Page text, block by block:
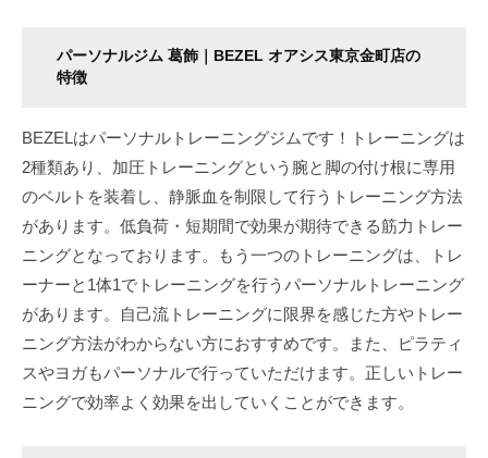
れ
る
ま
す
。
パーソナルジム 葛飾｜BEZEL オアシス東京金町店の
特徴
BEZELはパーソナルトレーニングジムです！トレーニングは
2種類あり、加圧トレーニングという腕と脚の付け根に専用
のベルトを装着し、静脈血を制限して行うトレーニング方法
があります。低負荷・短期間で効果が期待できる筋力トレー
ニングとなっております。もう一つのトレーニングは、トレ
ーナーと1体1でトレーニングを行うパーソナルトレーニング
があります。自己流トレーニングに限界を感じた方やトレー
ニング方法がわからない方におすすめです。また、ピラティ
スやヨガもパーソナルで行っていただけます。正しいトレー
ニングで効率よく効果を出していくことができます。